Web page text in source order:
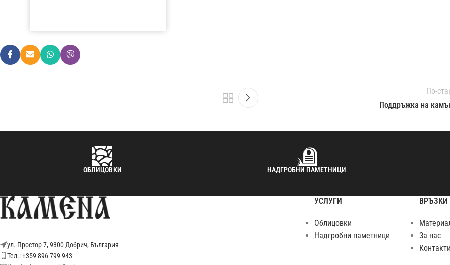
По-
Поддръжка на
ОБЛИЦОВКИ НАДГРОБНИ ПАМЕТНИЦИ
ул. Простор 7, 9300 Добрич, България
Тел.: +359 896 799 943
УСЛУГИ
Облицовки
Надгробни паметници
ВРЪЗКИ
За нас